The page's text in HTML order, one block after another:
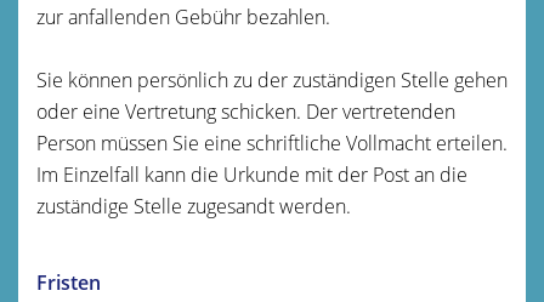
zur anfallenden Gebühr bezahlen.
Sie können persönlich zu der zuständigen Stelle gehen
oder eine Vertretung schicken. Der vertretenden
Person müssen Sie eine schriftliche Vollmacht erteilen.
Im Einzelfall kann die Urkunde mit der Post an die
zuständige Stelle zugesandt werden.
Fristen